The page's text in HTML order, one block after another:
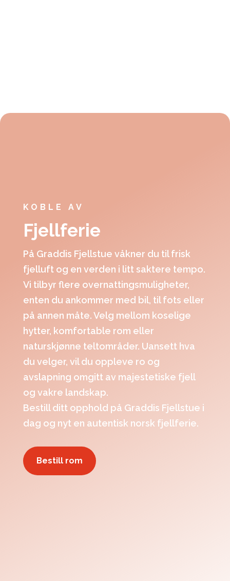
KOBLE AV
Fjellferie
På Graddis Fjellstue våkner du til frisk
fjelluft og en verden i litt saktere tempo.
Vi tilbyr flere overnattingsmuligheter,
enten du ankommer med bil, til fots eller
på annen måte. Velg mellom koselige
hytter, komfortable rom eller
naturskjønne teltområder. Uansett hva
du velger, vil du oppleve ro og
avslapning omgitt av majestetiske fjell
og vakre landskap.
Bestill ditt opphold på Graddis Fjellstue i
dag og nyt en autentisk norsk fjellferie.
Bestill rom